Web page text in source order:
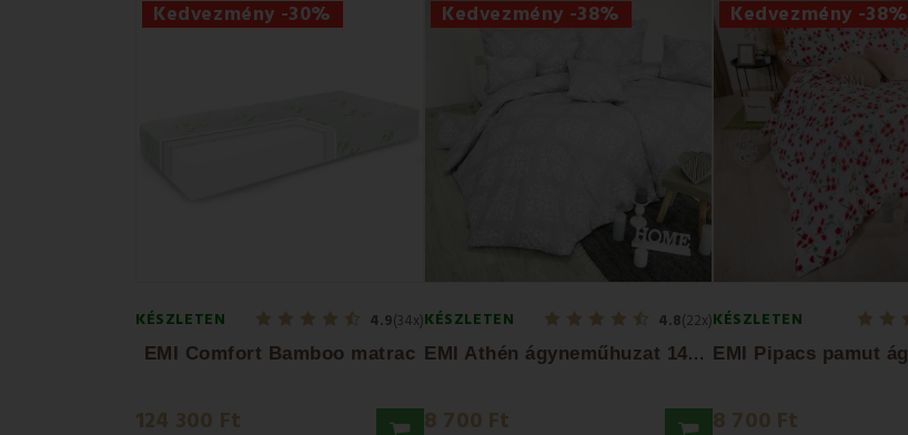
Kedvezmény -30%
KÉSZLETEN 4.9(34x)
EMI Comfort Bamboo matrac
124 300 Ft
Kedvezmény -38%
KÉSZLETEN 4.8(22x)
E
MI Athén ágyneműhuzat 140x200 + 70x90
8 700 Ft
Kedvezmény -38%
KÉSZLETEN
8 700 Ft